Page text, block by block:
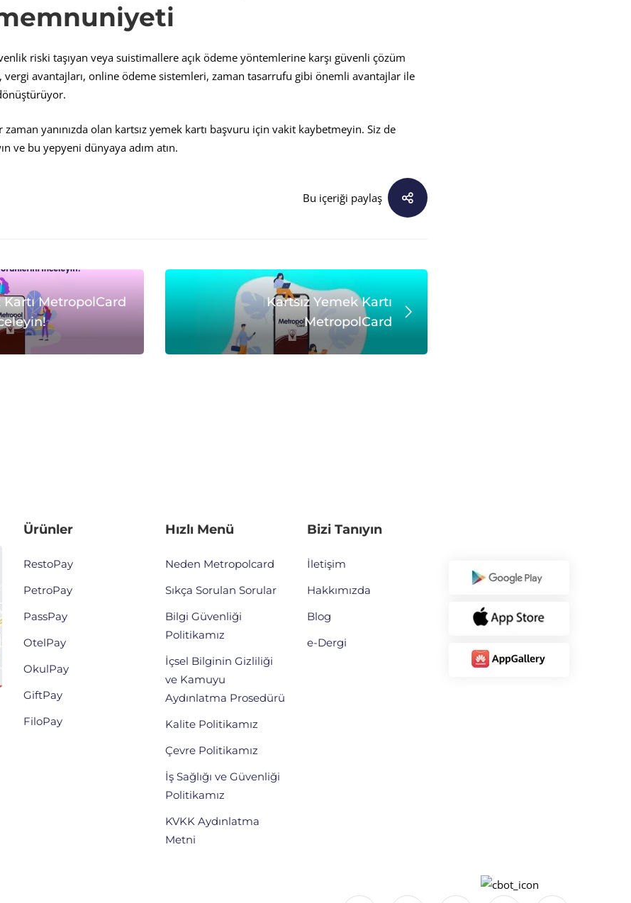
riski taşıyan veya suistimallere açık ödeme yöntemlerine karşı güvenli çözüm
vergi avantajları, online ödeme sistemleri, zaman tasarrufu gibi önemli avantajlar ile
yanınızda olan kartsız yemek kartı başvuru için vakit kaybetmeyin. Siz de
ve bu yepyeni dünyaya adım atın.
Bu içeriği paylaş
MetropolCard
Kartsız Yemek Kartı
MetropolCard
Ürünler
RestoPay
PetroPay
PassPay
OtelPay
OkulPay
GiftPay
FiloPay
Hızlı Menü
Neden Metropolcard
Sıkça Sorulan Sorular
Bilgi Güvenliği
Politikamız
İçsel Bilginin Gizliliği
ve Kamuyu
Aydınlatma Prosedürü
Kalite Politikamız
Çevre Politikamız
İş Sağlığı ve Güvenliği
Politikamız
KVKK Aydınlatma
Metni
Bizi Tanıyın
İletişim
Hakkımızda
Blog
e-Dergi